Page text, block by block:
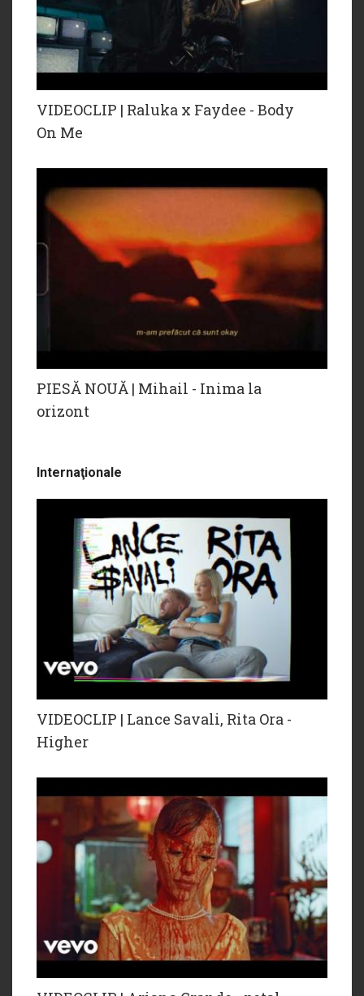
VIDEOCLIP | Raluka x Faydee - Body
On Me
PIESĂ NOUĂ | Mihail - Inima la
orizont
Internaţionale
VIDEOCLIP | Lance Savali, Rita Ora -
Higher